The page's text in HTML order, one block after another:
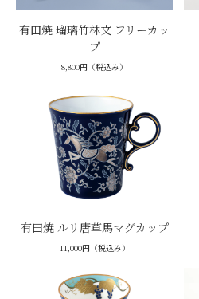
有田焼 瑠璃竹林文 フリーカッ
プ
8,800円（税込み）
有田焼 ルリ唐草馬マグカップ
11,000円（税込み）